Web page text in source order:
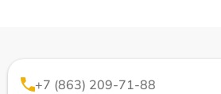
+7 (863) 209-71-88